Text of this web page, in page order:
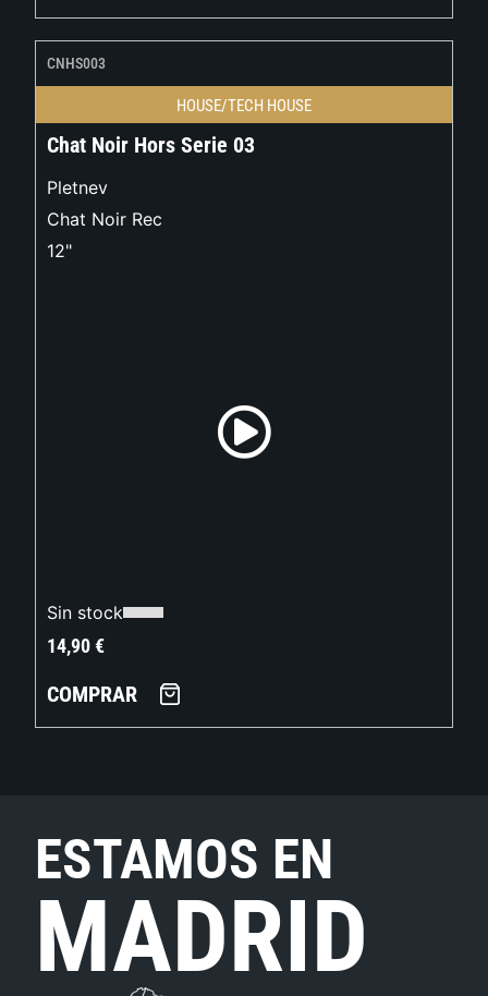
CNHS003
HOUSE/TECH HOUSE
Chat Noir Hors Serie 03
Pletnev
Chat Noir Rec
12"
Sin stock
14,90€
COMPRAR
ESTAMOS EN
MADRID